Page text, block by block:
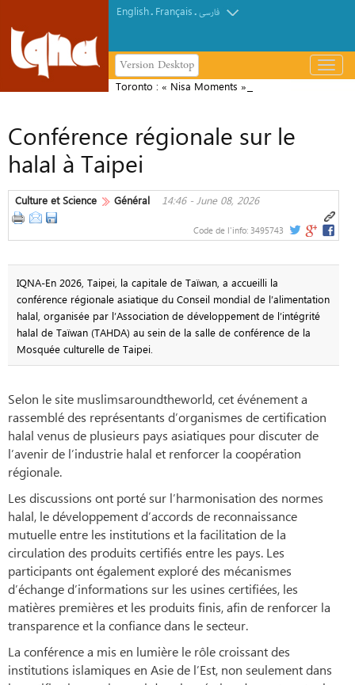
English. Français.فارسی
Version Desktop
باز
و
Toronto : « Nisa Moments », un
musulmanes francophones
Conférence régionale sur le
halal à Taipei
Culture et Science Général 14:46 - June 08, 2026
Code de l'info: 3495743
IQNA-En 2026, Taipei, la capitale de Taïwan, a accueilli la
conférence régionale asiatique du Conseil mondial de l’alimentation
halal, organisée par l’Association de développement de l’intégrité
halal de Taïwan (TAHDA) au sein de la salle de conférence de la
Mosquée culturelle de Taipei.
Selon le site muslimsaroundtheworld, cet événement a
rassemblé des représentants d’organismes de certification
halal venus de plusieurs pays asiatiques pour discuter de
l’avenir de l’industrie halal et renforcer la coopération
régionale.
Les discussions ont porté sur l’harmonisation des normes
halal, le développement d’accords de reconnaissance
mutuelle entre les institutions et la facilitation de la
circulation des produits certifiés entre les pays. Les
participants ont également exploré des mécanismes
d’échange d’informations sur les usines certifiées, les
matières premières et les produits finis, afin de renforcer la
transparence et la confiance dans le secteur.
La conférence a mis en lumière le rôle croissant des
institutions islamiques en Asie de l’Est, non seulement dans